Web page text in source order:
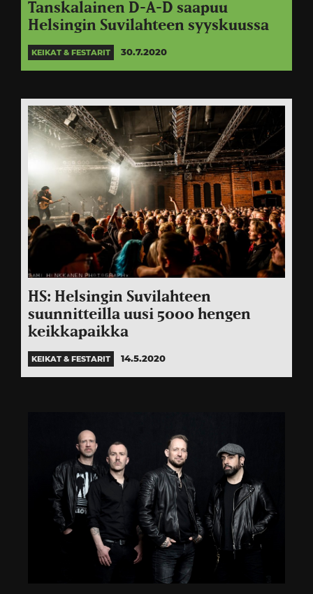
Tanskalainen D-A-D saapuu
Helsingin Suvilahteen syyskuussa
KEIKAT & FESTARIT 30.7.2020
HS: Helsingin Suvilahteen
suunnitteilla uusi 5000 hengen
keikkapaikka
KEIKAT & FESTARIT 14.5.2020